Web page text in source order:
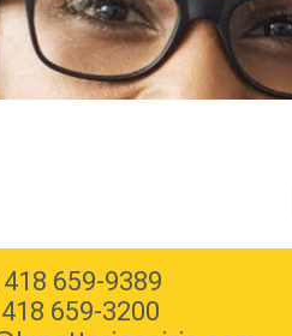
659-9389
418 659-3200